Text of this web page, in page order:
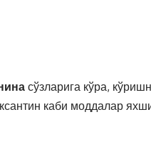
сўзларига кўра,
каби моддалар
петрушка ва исмалоқ